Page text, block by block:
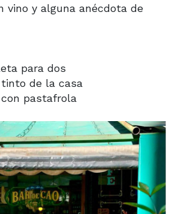
vino y alguna anécdota de
para dos
de la casa
pastafrola